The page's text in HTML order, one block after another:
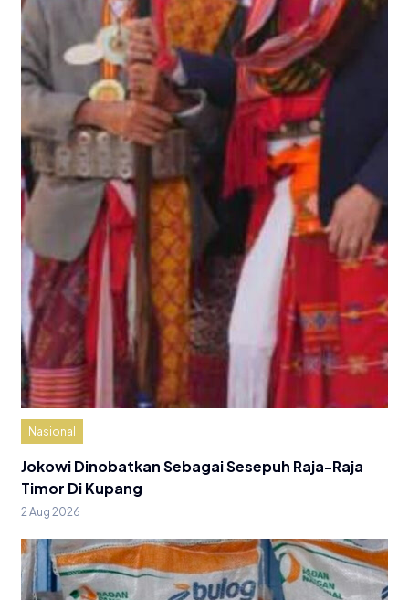
Nasional
Jokowi Dinobatkan Sebagai Sesepuh Raja-Raja
Timor Di Kupang
2 Aug 2026